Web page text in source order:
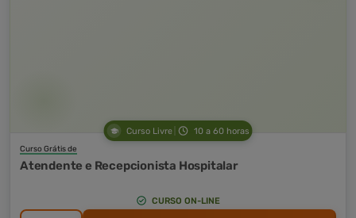
Curso Livre 10 a 60 horas
Curso Grátis de
Atendente e Recepcionista Hospitalar
CURSO ON-LINE